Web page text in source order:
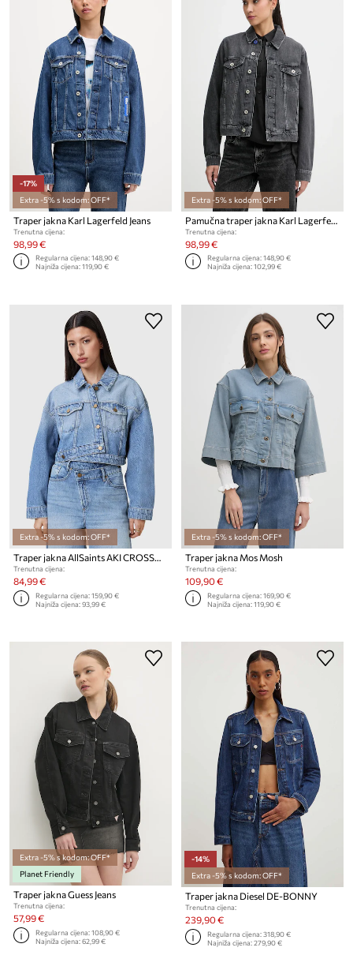
-17%
Extra -5% s kodom: OFF*
Traper jakna Karl Lagerfeld Jeans
Trenutna cijena:
98,99 €
Regularna cijena:148,90 €
Najniža cijena:119,90 €
Extra -5% s kodom: OFF*
Trenutna cijena:
98,99 €
Regularna cijena:148,90 €
Najniža cijena:102,99 €
Extra -5% s kodom: OFF*
Traper jakna AllSaints AKI CROSSOVER
Trenutna cijena:
84,99 €
Regularna cijena:159,90 €
Najniža cijena:93,99 €
Extra -5% s kodom: OFF*
Traper jakna Mos Mosh
Trenutna cijena:
109,90 €
Regularna cijena:169,90 €
Najniža cijena:119,90 €
Extra -5% s kodom: OFF*
Planet Friendly
Traper jakna Guess Jeans
Trenutna cijena:
57,99 €
Regularna cijena:108,90 €
Najniža cijena:62,99 €
-14%
Extra -5% s kodom: OFF*
Traper jakna Diesel DE-BONNY
Trenutna cijena:
239,90 €
Regularna cijena:318,90 €
Najniža cijena:279,90 €